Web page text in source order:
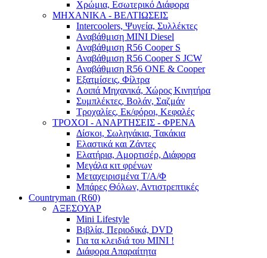
Χρώμια, Εσωτερικό Διάφορα
ΜΗΧΑΝΙΚΑ - ΒΕΛΤΙΩΣΕΙΣ
Intercoolers, Ψυγεία, Συλλέκτες
Αναβάθμιση MINI Diesel
Αναβάθμιση R56 Cooper S
Αναβάθμιση R56 Cooper S JCW
Αναβάθμιση R56 ONE & Cooper
Εξατμίσεις, Φίλτρα
Λοιπά Μηχανικά, Χώρος Κινητήρα
Συμπλέκτες, Βολάν, Σαζμάν
Τροχαλίες, Εκ/φόροι, Κεφαλές
ΤΡΟΧΟΙ - ΑΝΑΡΤΗΣΕΙΣ - ΦΡΕΝΑ
Δίσκοι, Σωληνάκια, Τακάκια
Ελαστικά και Ζάντες
Ελατήρια, Αμορτισέρ, Διάφορα
Μεγάλα κιτ φρένων
Μεταχειρισμένα Τ/Α/Φ
Μπάρες Θόλων, Αντιστρεπτικές
Countryman (R60)
ΑΞΕΣΟΥΑΡ
Mini Lifestyle
Βιβλία, Περιοδικά, DVD
Για τα κλειδιά του MINI !
Διάφορα Απαραίτητα